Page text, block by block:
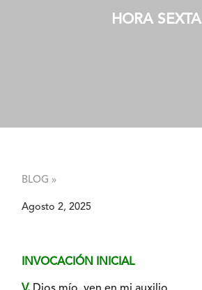
HORA SEXTA
BLOG »
Agosto 2, 2025
INVOCACIÓN INICIAL